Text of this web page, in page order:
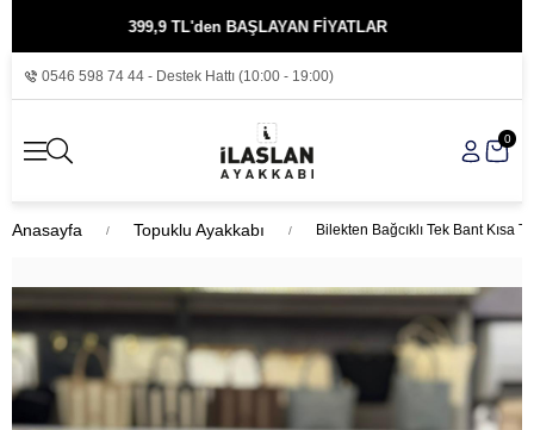
399,9 TL'den BAŞLAYAN FİYATLAR
0546 598 74 44 - Destek Hattı (10:00 - 19:00)
0
Anasayfa Topuklu Ayakkabı Bilekten Bağcıklı Tek Bant Kısa